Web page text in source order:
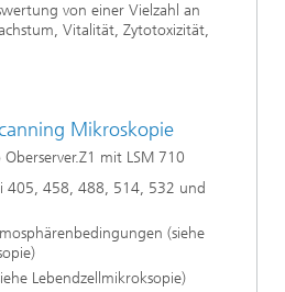
von einer Vielzahl an
Vitalität, Zytotoxizität,
Mikroskopie
mit LSM 710
405, 458, 488, 514, 532 und
(siehe
Lebendzellmikroksopie)